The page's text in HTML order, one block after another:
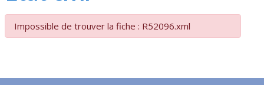
Impossible de trouver la fiche : R52096.xml